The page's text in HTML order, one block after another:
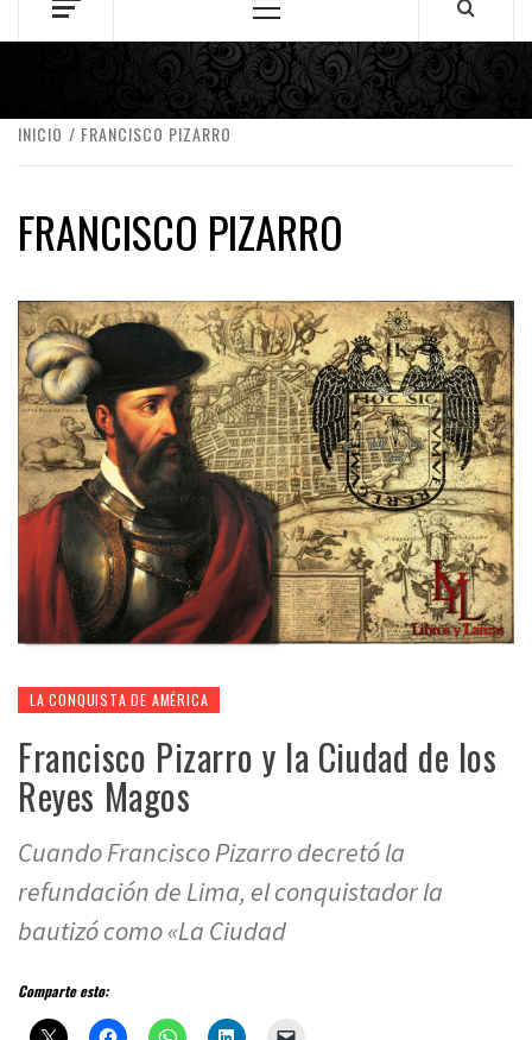
Menú
INICIO FRANCISCO PIZARRO
FRANCISCO PIZARRO
LA CONQUISTA DE AMÉRICA
Francisco Pizarro y la Ciudad de los
Reyes Magos
Cuando Francisco Pizarro decretó la
refundación de Lima, el conquistador la
bautizó como «La Ciudad
Comparte esto: